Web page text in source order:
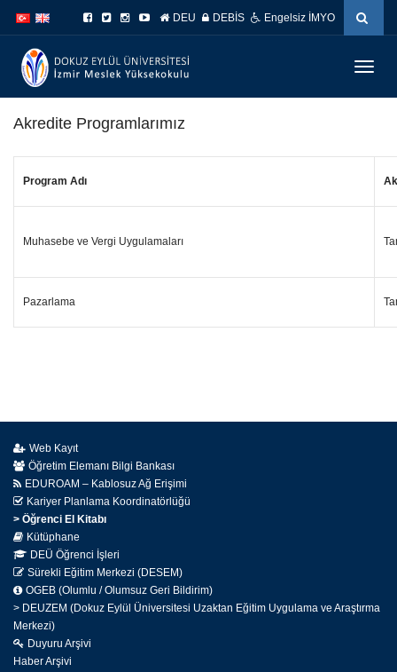
atla
atla
DEU DEBİS Engelsiz İMYO
Akredite Programlarımız
Program Adı
Muhasebe ve Vergi Uygulamaları
Pazarlama
Web Kayıt
Öğretim Elemanı Bilgi Bankası
EDUROAM – Kablosuz Ağ Erişimi
Kariyer Planlama Koordinatörlüğü
> Öğrenci El Kitabı
Kütüphane
DEÜ Öğrenci İşleri
Sürekli Eğitim Merkezi (DESEM)
OGEB (Olumlu / Olumsuz Geri Bildirim)
> DEUZEM (Dokuz Eylül Üniversitesi Uzaktan Eğitim Uygulama ve Araştırma
Merkezi)
Duyuru Arşivi
Haber Arşivi